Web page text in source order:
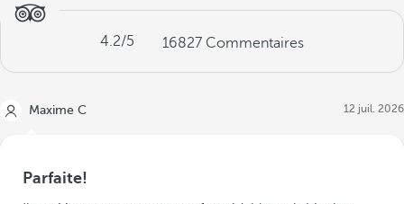
4.2/5 16827 Commentaires
Maxime C 12 juil. 2026
Parfaite!